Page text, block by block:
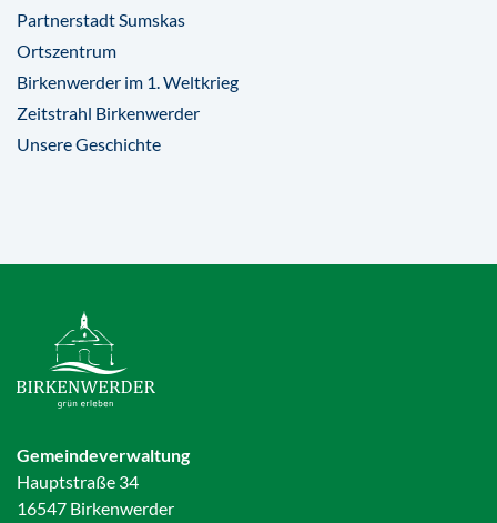
Partnerstadt Sumskas
Ortszentrum
Birkenwerder im 1. Weltkrieg
Zeitstrahl Birkenwerder
Unsere Geschichte
Gemeindeverwaltung
Hauptstraße 34
16547 Birkenwerder